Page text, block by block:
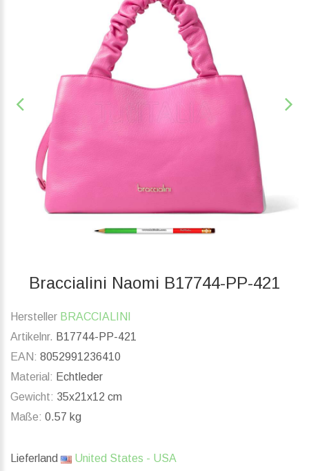
Braccialini Naomi B17744-PP-421
Hersteller BRACCIALINI
Artikelnr. B17744-PP-421
EAN: 8052991236410
Material: Echtleder
Gewicht: 35x21x12 cm
Maße: 0.57 kg
Lieferland United States - USA